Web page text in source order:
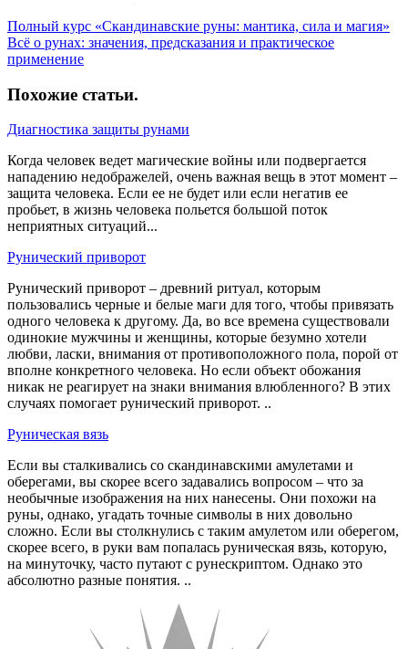
Полный курс «Скандинавские руны: мантика, сила и магия»
Всё о рунах: значения, предсказания и практическое
применение
Похожие статьи.
Диагностика защиты рунами
Когда человек ведет магические войны или подвергается
нападению недображелей, очень важная вещь в этот момент –
защита человека. Если ее не будет или если негатив ее
пробьет, в жизнь человека польется большой поток
неприятных ситуаций...
Рунический приворот
Рунический приворот – древний ритуал, которым
пользовались черные и белые маги для того, чтобы привязать
одного человека к другому. Да, во все времена существовали
одинокие мужчины и женщины, которые безумно хотели
любви, ласки, внимания от противоположного пола, порой от
вполне конкретного человека. Но если объект обожания
никак не реагирует на знаки внимания влюбленного? В этих
случаях помогает рунический приворот. ..
Руническая вязь
Если вы сталкивались со скандинавскими амулетами и
оберегами, вы скорее всего задавались вопросом – что за
необычные изображения на них нанесены. Они похожи на
руны, однако, угадать точные символы в них довольно
сложно. Если вы столкнулись с таким амулетом или оберегом,
скорее всего, в руки вам попалась руническая вязь, которую,
на минуточку, часто путают с рунескриптом. Однако это
абсолютно разные понятия. ..